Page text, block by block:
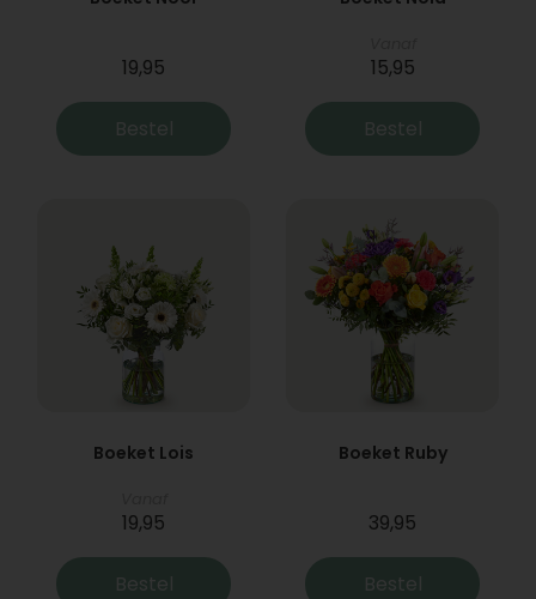
19,95
Bestel
15,95
Bestel
Boeket Lois
19,95
Bestel
Boeket Ruby
39,95
Bestel